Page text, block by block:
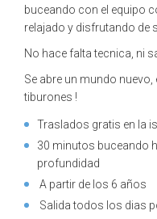
buceando con el equipo
relajado y disfrutando de
No hace falta tecnica, ni
Se abre un mundo
tiburones !
Traslados gratis en la
30 minutos buceando
profundidad
A partir de los 6 años
Salida todos los dias